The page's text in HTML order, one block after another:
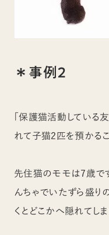
＊事例２
「保護猫活動している
れて子猫2匹を預かるこ
先住猫のモモは7歳で
んちゃでいたずら盛り
くとどこかへ隠れてしま